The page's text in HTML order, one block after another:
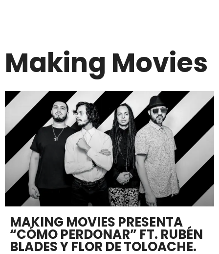
Making Movies
MAKING MOVIES PRESENTA
“CÓMO PERDONAR” FT. RUBÉN
BLADES Y FLOR DE TOLOACHE.